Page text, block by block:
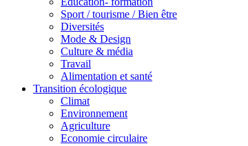
Sport / tourisme / Bien être
Diversités
Mode & Design
Culture & média
Travail
Alimentation et santé
Transition écologique
Climat
Environnement
Agriculture
Economie circulaire